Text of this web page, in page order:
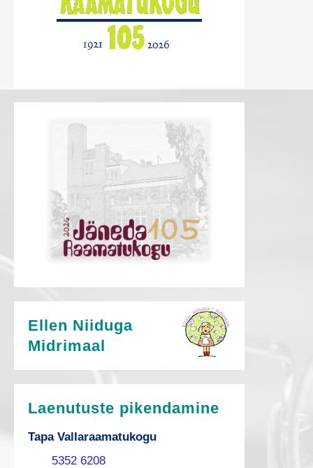
Ellen Niiduga
Midrimaal
Laenutuste pikendamine
Tapa Vallaraamatukogu
5352 6208